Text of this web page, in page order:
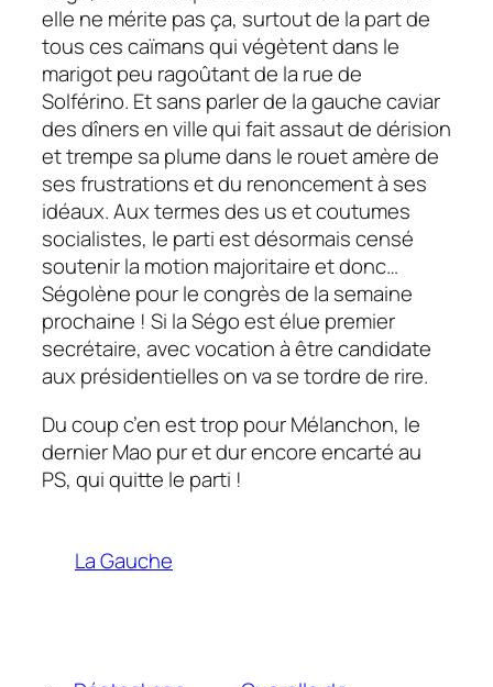
elle ne mérite pas ça, surtout de la part de
tous ces caïmans qui végètent dans le
marigot peu ragoûtant de la rue de
Solférino. Et sans parler de la gauche caviar
des dîners en ville qui fait assaut de dérision
et trempe sa plume dans le rouet amère de
ses frustrations et du renoncement à ses
idéaux. Aux termes des us et coutumes
socialistes, le parti est désormais censé
soutenir la motion majoritaire et donc…
Ségolène pour le congrès de la semaine
prochaine ! Si la Ségo est élue premier
secrétaire, avec vocation à être candidate
aux présidentielles on va se tordre de rire.
Du coup c’en est trop pour Mélanchon, le
dernier Mao pur et dur encore encarté au
PS, qui quitte le parti !
La Gauche